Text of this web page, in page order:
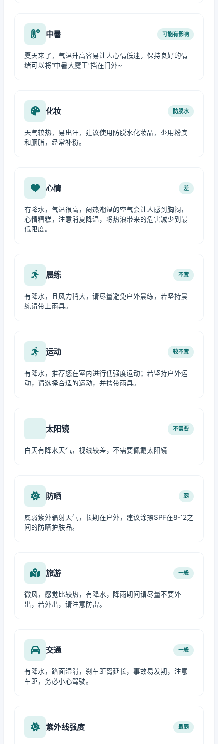
中暑 可能有影响
夏天来了，气温升高容易让人心情低迷，保持良好的情
绪可以将“中暑大魔王”挡在门外~
化妆 防脱水
天气较热，易出汗，建议使用防脱水化妆品，少用粉底
和胭脂，经常补粉。
心情 差
有降水，气温很高，闷热潮湿的空气会让人感到胸闷，
心情糟糕，注意消夏降温，将热浪带来的危害减少到最
低限度。
晨练 不宜
有降水，且风力稍大，请尽量避免户外晨练，若坚持晨
练请带上雨具。
运动 较不宜
有降水，推荐您在室内进行低强度运动；若坚持户外运
动，请选择合适的运动，并携带雨具。
太阳镜 不需要
白天有降水天气，视线较差，不需要佩戴太阳镜
防晒 弱
属弱紫外辐射天气，长期在户外，建议涂擦SPF在8-12之
间的防晒护肤品。
旅游 一般
微风，感觉比较热，有降水，降雨期间请尽量不要外
出，若外出，请注意防雷。
交通 一般
有降水，路面湿滑，刹车距离延长，事故易发期，注意
车距，务必小心驾驶。
紫外线强度 最弱